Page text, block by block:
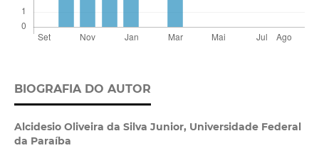
BIOGRAFIA DO AUTOR
Alcidesio Oliveira da Silva Junior, Universidade Federal
da Paraíba